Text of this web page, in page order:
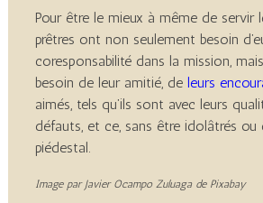
Pour être le mieux à même de servir
prêtres ont non seulement besoin
coresponsabilité dans la mission,
besoin de leur amitié, de leurs
aimés, tels qu’ils sont avec leurs
défauts, et ce, sans être idolâtrés ou
piédestal.
Image par Javier Ocampo Zuluaga de Pixabay